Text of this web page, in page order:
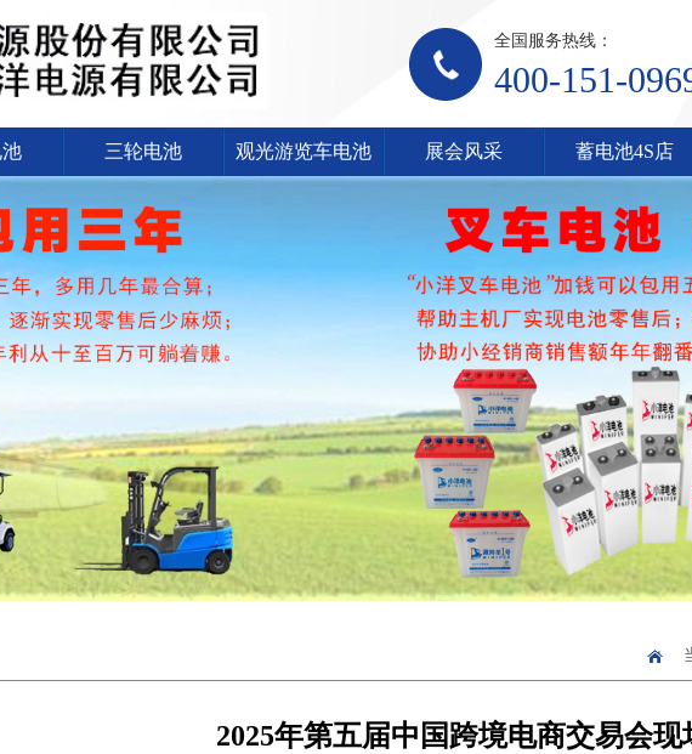
全国服务热线：
400-151-
三轮电池 观光游览车电池 展会风采 蓄电池4S店
2025年第五届中国跨境电商交易会现